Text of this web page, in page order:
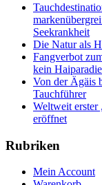
Seekrankheit
Die Natur als
Fangverbot
kein
Von der Ägäis
Tauchführer
Weltweit erster
eröffnet
Rubriken
Mein Account